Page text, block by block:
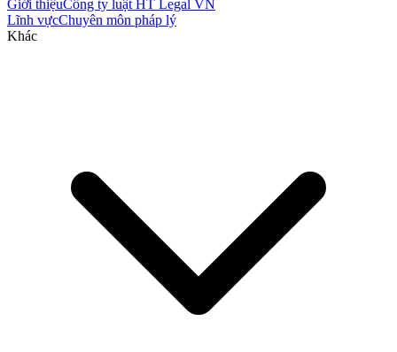
Giới thiệuCông ty luật HT Legal VN
Lĩnh vựcChuyên môn pháp lý
Khác